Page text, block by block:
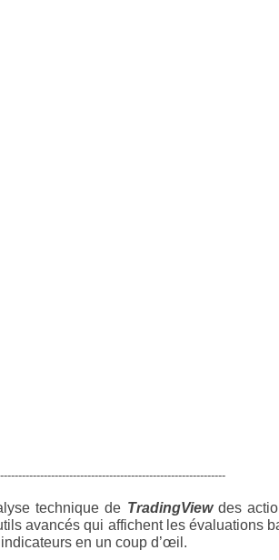
technique de TradingView des
avancés qui affichent les évaluations
en un coup d’œil.